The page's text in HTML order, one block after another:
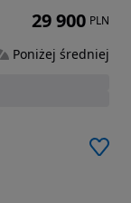
29 900 PLN
Poniżej średniej